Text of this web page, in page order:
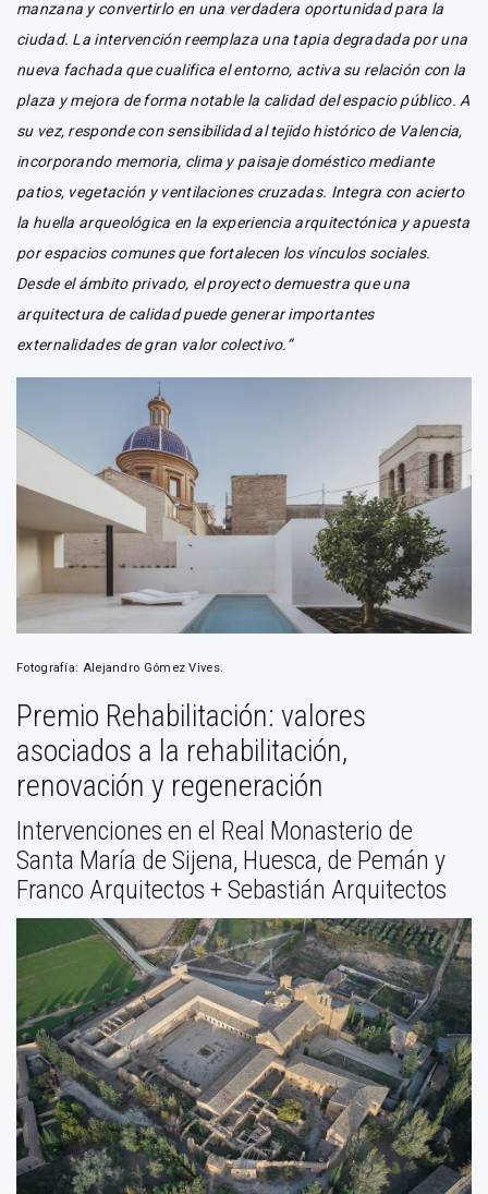
manzana y convertirlo en una verdadera oportunidad para la
ciudad. La intervención reemplaza una tapia degradada por una
nueva fachada que cualifica el entorno, activa su relación con la
plaza y mejora de forma notable la calidad del espacio público. A
su vez, responde con sensibilidad al tejido histórico de Valencia,
incorporando memoria, clima y paisaje doméstico mediante
patios, vegetación y ventilaciones cruzadas. Integra con acierto
la huella arqueológica en la experiencia arquitectónica y apuesta
por espacios comunes que fortalecen los vínculos sociales.
Desde el ámbito privado, el proyecto demuestra que una
arquitectura de calidad puede generar importantes
externalidades de gran valor colectivo.”
Fotografía: Alejandro Gómez Vives.
Premio Rehabilitación: valores
asociados a la rehabilitación,
renovación y regeneración
Intervenciones en el Real Monasterio de
Santa María de Sijena, Huesca, de Pemán y
Franco Arquitectos + Sebastián Arquitectos